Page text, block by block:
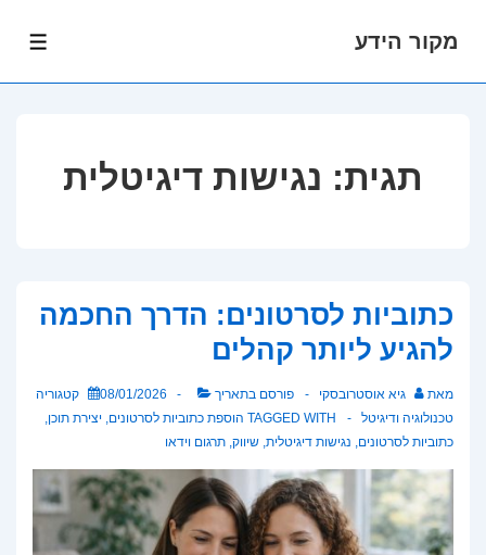
מקור הידע
תגית: נגישות דיגיטלית
כתוביות לסרטונים: הדרך החכמה
להגיע ליותר קהלים
מאת גיא אוסטרובסקי פורסם בתאריך 08/01/2026
קטגוריה
טכנולוגיה ודיגיטל
TAGGED WITH הוספת כתוביות לסרטונים, יצירת תוכן,
כתוביות לסרטונים, נגישות דיגיטלית, שיווק, תרגום וידאו